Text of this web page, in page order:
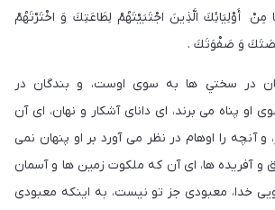
مِنْ أَوْلِيَائِكَ الَّذِينَ اجْتَبَيْتَهُمْ لِطَاعَتِكَ وَ اخْتَرْتَهُمْ
وَ صَفْوَتَكَ .
در سختي ها به سوى اوست، و بندگان در
او پناه می برند، اى داناى آشكار و نهان، اى آن
آنچه را اوهام در نظر مى آورد بر او پنهان نمى
و آفريده ها، اى آن كه ملكوت زمين ها و آسمان
خدا، معبودى جز تو نيست، به اينكه معبودى